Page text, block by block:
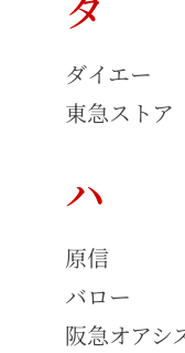
ダイエー
東急ストア
ハ
原信
バロー
阪急オアシ